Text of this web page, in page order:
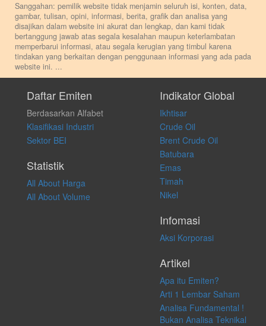
Sanggahan: pemilik website tidak menjamin seluruh isi, konten, data,
gambar, tulisan, opini, informasi, berita, grafik dan analisa yang
disajikan dalam website ini akurat dan lengkap, dan kami tidak
bertanggung jawab atas segala kesalahan maupun keterlambatan
memperbarui informasi, atau segala kerugian yang timbul karena
tindakan yang berkaitan dengan penggunaan informasi yang ada pada
website ini. ...
pribadi. Kami tidak memberi anjuran, saran, rekomendasi untuk
membeli, menjual atau melakukan aktivitas lain yang terkait dengan
transaksi perdagangan apapun, dan kami tidak bertanggung jawab
atas keputusan investasi yang dilakukan dalam kondisi dan situasi
apapun juga, yang diakibatkan secara langsung maupun tidak
langsung atas konten pada website ini.
Daftar Emiten
Berdasarkan Alfabet
Klasifikasi Industri
Sektor BEI
Statistik
All About Harga
All About Volume
Indikator Global
Ikhtisar
Crude Oil
Brent Crude Oil
Batubara
Emas
Timah
Nikel
Infomasi
Aksi Korporasi
Artikel
Apa itu Emiten?
Arti 1 Lembar Saham
Analisa Fundamental !
Bukan Analisa Teknikal